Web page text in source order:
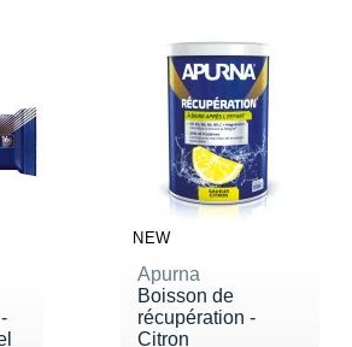
NEW
Apurna
Boisson de
récupération -
Citron